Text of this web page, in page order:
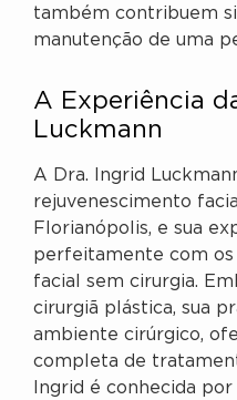
também contribuem
manutenção de uma
A Experiência
Luckmann
A Dra. Ingrid
rejuvenescimento
Florianópolis, e sua
perfeitamente com
facial sem cirurgia.
cirurgiã plástica, sua
ambiente cirúrgico,
completa de
Ingrid é conhecida